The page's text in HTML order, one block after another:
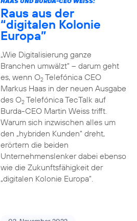
Raus aus der
“digitalen Kolonie
Europa”
„Wie Digitalisierung ganze
Branchen umwälzt“ – darum geht
es, wenn O2Telefónica CEO
Markus Haas in der neuen Ausgabe
des O2Telefónica TecTalk auf
Burda-CEO Martin Weiss trifft.
Warum sich inzwischen alles um
den „hybriden Kunden“ dreht,
erörtern die beiden
Unternehmenslenker dabei ebenso
wie die Zukunftsfähigkeit der
„digitalen Kolonie Europa“.